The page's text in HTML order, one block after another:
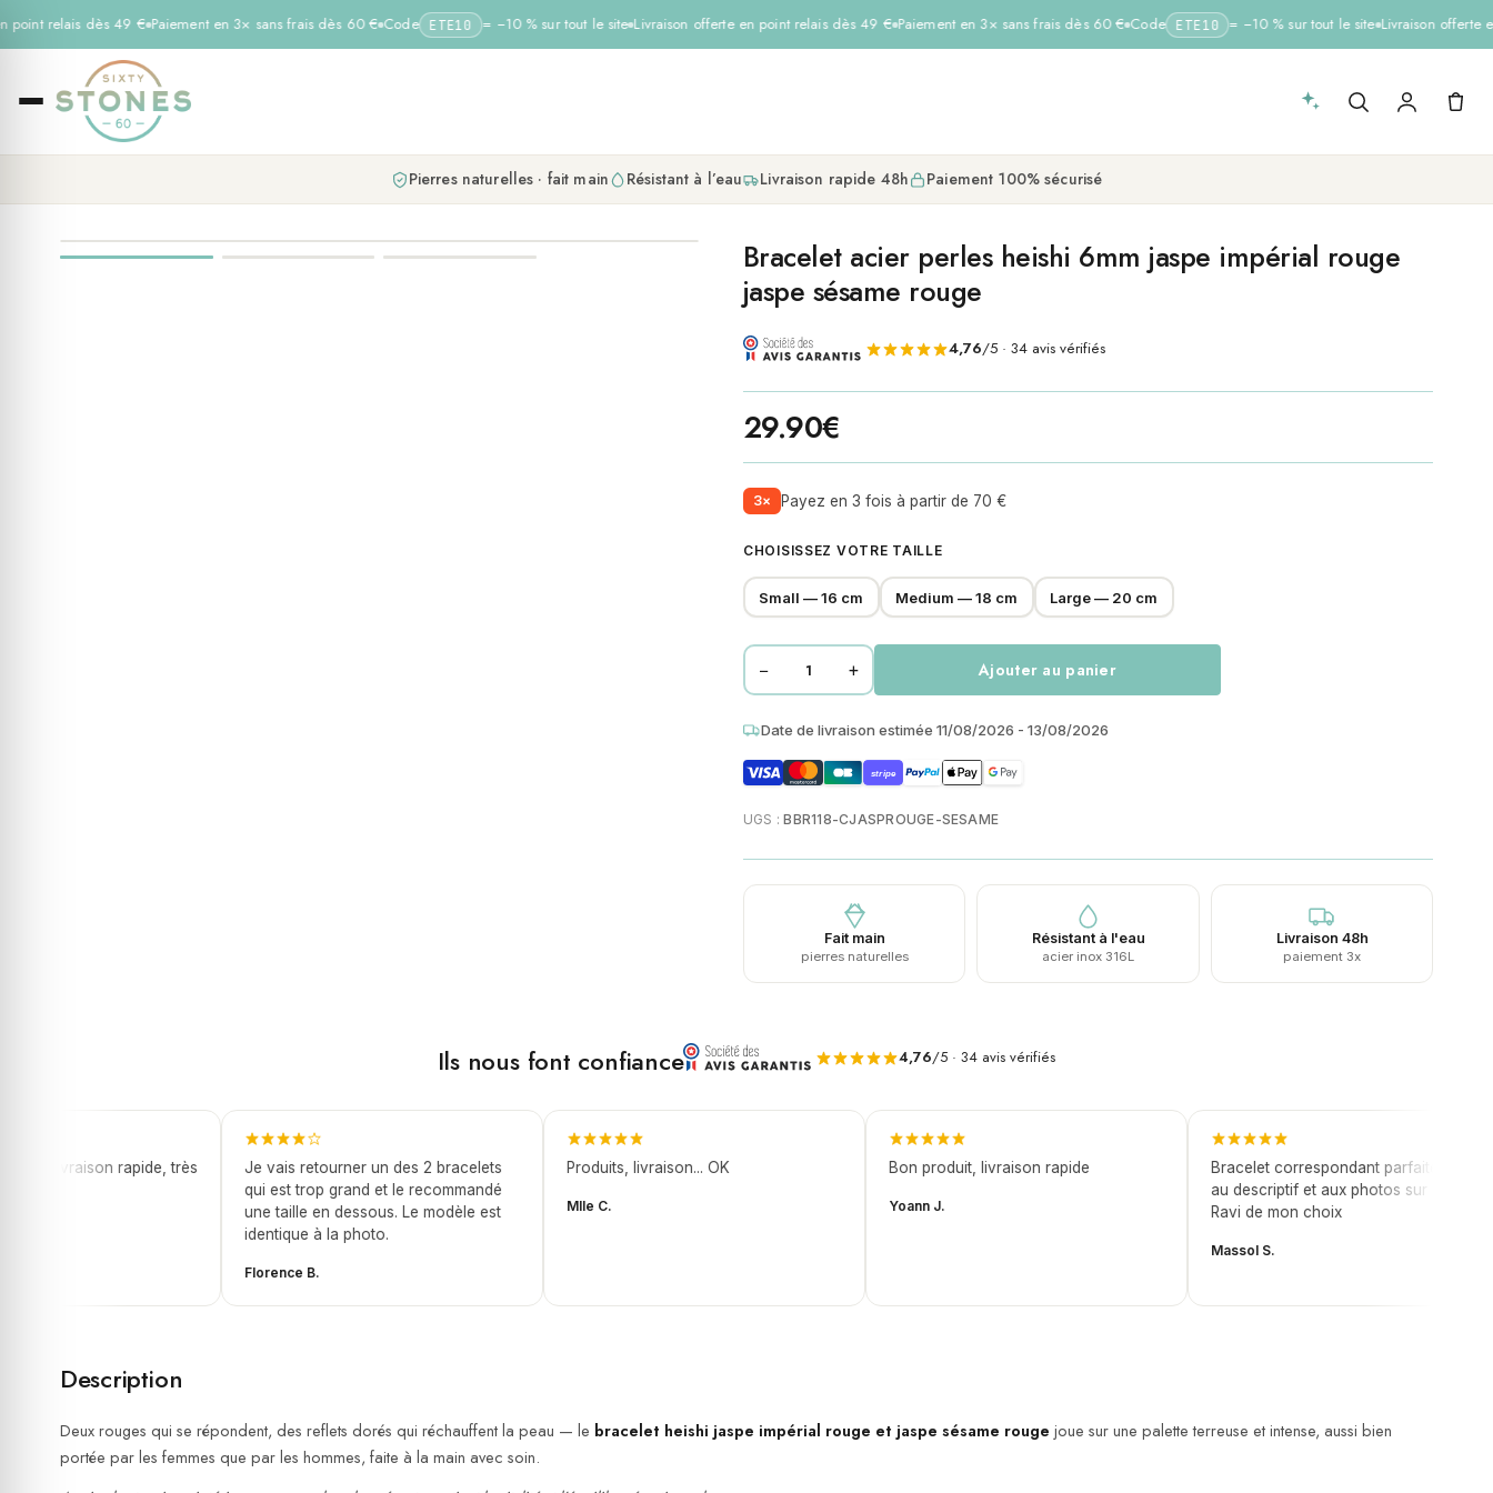
relais dès 49 € Paiement en 3× sans frais dès 60 € Code ETE10 = −10 % sur tout le site Livraison offerte en point relais dès 49 € Paiement en 3× sans frais dès 60 € Code ETE10 = −10 % sur tout le site Livraison offerte
Pierres naturelles · fait main Résistant à l’eau Livraison rapide 48h Paiement 100% sécurisé
Bracelet acier perles heishi 6mm jaspe impérial rouge
jaspe sésame rouge
4,76/5 · 34 avis vérifiés
29.90€
3× Payez en 3 fois à partir de 70 €
CHOISISSEZ VOTRE TAILLE
Small — 16 cm Medium — 18 cm Large — 20 cm
quantité
Bracelet
acier
perles
heishi
impérial
sésame
− + Ajouter au panier
Date de livraison estimée 11/08/2026 - 13/08/2026
stripe
UGS :BBR118-CJASPROUGE-SESAME
Fait main
pierres naturelles
Résistant à l'eau
acier inox 316L
Livraison 48h
paiement 3x
Ils nous font confiance 4,76/5 · 34 avis vérifiés
livraison rapide, très
Je vais retourner un des 2 bracelets
qui est trop grand et le recommandé
une taille en dessous. Le modèle est
identique à la photo.
Florence B.
Produits, livraison... OK
Mlle C.
Bon produit, livraison rapide
Yoann J.
Bracelet correspondant parfaitement
au descriptif et aux photos sur le site.
Ravi de mon choix
Massol S.
Description
Deux rouges qui se répondent, des reflets dorés qui réchauffent la peau — le bracelet heishi jaspe impérial rouge et jaspe sésame rouge joue sur une palette terreuse et intense, aussi bien
portée par les femmes que par les hommes, faite à la main avec soin.